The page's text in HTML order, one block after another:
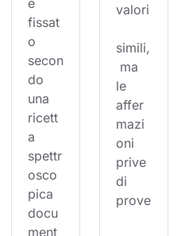
e
fissat
o
secon
do
una
ricett
a
spettr
osco
pica
docu
ment
valori
simili,
ma
le
affer
mazi
oni
prive
di
prove